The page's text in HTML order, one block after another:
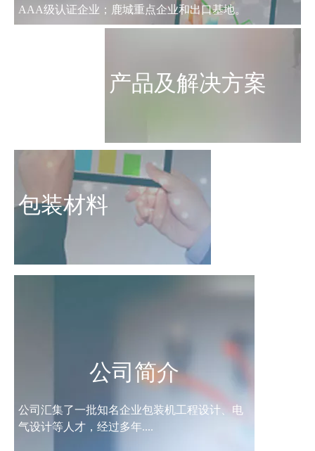
AAA级认证企业；鹿城重点企业和出口基地。
产品及解决方案
包装材料
公司简介
公司汇集了一批知名企业包装机工程设计、电
气设计等人才，经过多年....